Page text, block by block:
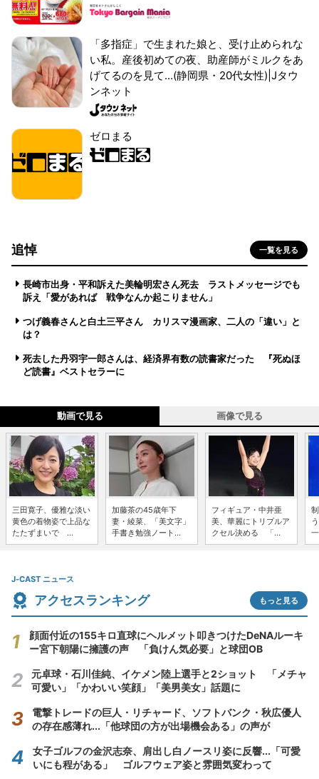
「多指症」で生まれた娘と、受け止められな
い私。産後初めての夜、助産師がミルクをあ
げてるのを見て...(静岡県・20代女性)|Jタウ
ンネット
ゼロまる
追悼 一覧を見る
長崎市出身・平和訴えた美輪明宏さん死去 ラストメッセージでも
訴え「愛があれば 戦争なんか起こりません」
つげ義春さんと白土三平さん カリスマ漫画家、二人の「違い」と
は？
死去した丹羽宇一郎さんは、経済界有数の読書家だった 『死ぬほ
ど読書』ベストセラーに
動画で見る 画像で見る
三田寛子、優雅な淡い
黄色の着物姿で上品な
たたずまいで ...
加藤茶の45歳年下
妻・綾菜、「美文字」
手書き勉強ノート...
フィギュア・中井亜
美、華麗にトリプルア
クセル決める 「...
J-CAST ニュース
アクセスランキング もっと見る
顔面付近の155キロ直球にヘルメット叩きつけたDeNAルーキ
ー宮下朝陽に擁護の声 「負けん気必要」と球団OB
元卓球・石川佳純、イケメン陸上選手と2ショット 「メチャ
可愛い」「かわいい笑顔」「美男美女」話題に
電撃トレードの巨人・リチャード、ソフトバンク・秋広優人
の存在感薄れ...「他球団の方が出場機会ある」の声が
女子ゴルフの金沢志奈、肩出し白ノースリ姿に反響...「可愛
いにも程がある」 ゴルフウェア姿と雰囲気変わって